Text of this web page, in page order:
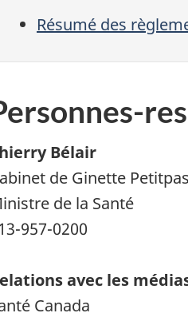
Résumé des
Bélair
de Ginette
de la Santé
957-0200
avec les
Canada